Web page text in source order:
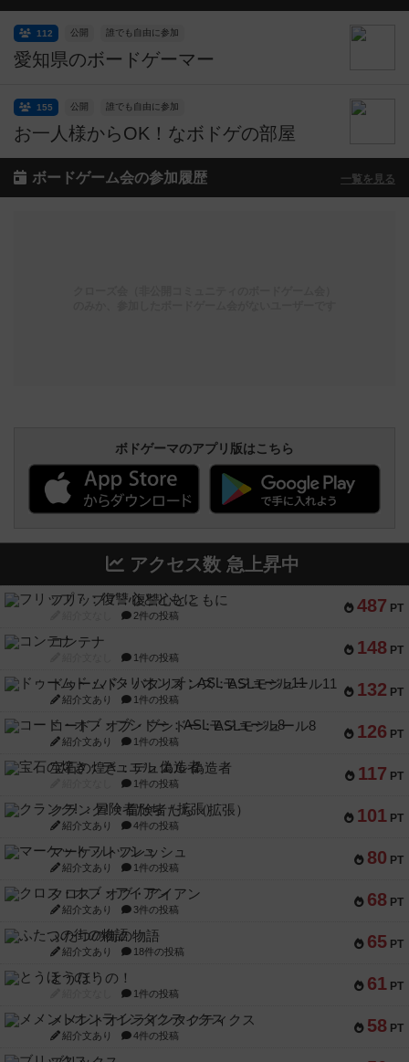
愛知県のボードゲーマー
公開 誰でも自由に参加
112
お一人様からOK！なボドゲの部屋
公開 誰でも自由に参加
155
ボードゲーム会の参加履歴 一覧を見る
ボドゲーマのアプリ版はこちら
アクセス数 急上昇中
487 PT
フリップ７：復讐心とともに
2件の投稿
148 PT
コンテナ
1件の投稿
132 PT
ドゥームド・バタリオンズ：ASLモジュール11
紹介文あり 1件の投稿
126 PT
コード・オブ・ブシドー：ASLモジュール8
紹介文あり 1件の投稿
117 PT
宝石の煌き：デュエル 偽造者
1件の投稿
101 PT
クランク! ：冒険者たち（拡張）
紹介文あり 4件の投稿
80 PT
マーケットフレッシュ
紹介文あり 1件の投稿
68 PT
クロス・オブ・アイアン
紹介文あり 3件の投稿
65 PT
ふたつの街の物語
紹介文あり 18件の投稿
61 PT
とうほうの！
1件の投稿
58 PT
メメントオンラインタクティクス
紹介文あり 4件の投稿